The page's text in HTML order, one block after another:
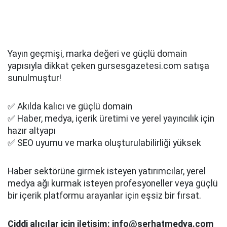
Yayın geçmişi, marka değeri ve güçlü domain
yapısıyla dikkat çeken gursesgazetesi.com satışa
sunulmuştur!
✅ Akılda kalıcı ve güçlü domain
✅ Haber, medya, içerik üretimi ve yerel yayıncılık için
hazır altyapı
✅ SEO uyumu ve marka oluşturulabilirliği yüksek
Haber sektörüne girmek isteyen yatırımcılar, yerel
medya ağı kurmak isteyen profesyoneller veya güçlü
bir içerik platformu arayanlar için eşsiz bir fırsat.
Ciddi alıcılar için iletişim: info@serhatmedya.com